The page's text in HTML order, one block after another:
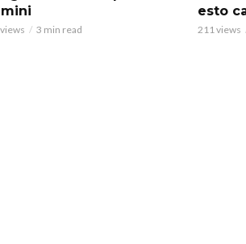
3 min read
esto
211 views